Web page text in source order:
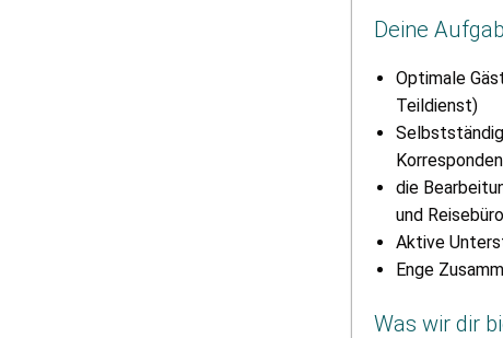
Deine
Optimale
Teildienst)
die
und
Aktive
Enge
Was wir dir